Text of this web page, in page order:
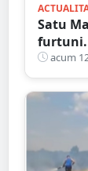
Satu
furtuni.
acum